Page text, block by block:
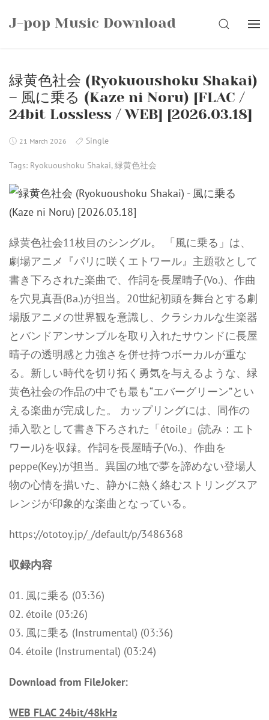
J-pop Music Download SEARCH
緑黄色社会 (Ryokuoushoku Shakai)
– 風に乗る (Kaze ni Noru) [FLAC /
24bit Lossless / WEB] [2026.03.18]
21 March 2026 Single
Tags: Ryokuoushoku Shakai,緑黄色社会
緑黄色社会11枚目のシングル。 「風に乗る」は、
劇場アニメ『パリに咲くエトワール』主題歌として
書き下ろされた楽曲で、作詞を長屋晴子(Vo.)、作曲
を穴見真吾(Ba.)が担当。20世紀初頭を舞台とする劇
場版アニメの世界観を意識し、クラシカルな生楽器
とバンドアンサンブルを取り入れたサウンドに長屋
晴子の透明感と力強さを併せ持つボーカルが重な
る。新しい時代を切り拓く勇気を与えるような、緑
黄色社会の作品の中でも最も“エバーグリーン”とい
える楽曲が完成した。 カップリングには、同作の
挿入歌として書き下ろされた「étoile」(読み：エト
ワール)を収録。作詞を長屋晴子(Vo.)、作曲を
peppe(Key.)が担当。異国の地で夢を諦めない登場人
物の心情を描いた、静かに熱く絡むストリングスア
レンジが印象的な楽曲となっている。
https://ototoy.jp/_/default/p/3486368
収録内容
01. 風に乗る (03:36)
02. étoile (03:26)
03. 風に乗る (Instrumental) (03:36)
04. étoile (Instrumental) (03:24)
Download from FileJoker:
WEB FLAC 24bit/48kHz